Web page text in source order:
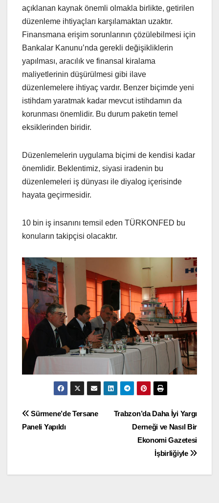
açıklanan kaynak önemli olmakla birlikte, getirilen
düzenleme ihtiyaçları karşılamaktan uzaktır.
Finansmana erişim sorunlarının çözülebilmesi için
Bankalar Kanunu’nda gerekli değişikliklerin
yapılması, aracılık ve finansal kiralama
maliyetlerinin düşürülmesi gibi ilave
düzenlemelere ihtiyaç vardır. Benzer biçimde yeni
istihdam yaratmak kadar mevcut istihdamın da
korunması önemlidir. Bu durum paketin temel
eksiklerinden biridir.
Düzenlemelerin uygulama biçimi de kendisi kadar
önemlidir. Beklentimiz, siyasi iradenin bu
düzenlemeleri iş dünyası ile diyalog içerisinde
hayata geçirmesidir.
10 bin iş insanını temsil eden TÜRKONFED bu
konuların takipçisi olacaktır.
Yazı
gezinmesi
Trabzon’da Daha İyi Yargı
Derneği ve Nasıl Bir
Ekonomi Gazetesi
İşbirliğiyle
Sürmene’de Tersane
Paneli Yapıldı